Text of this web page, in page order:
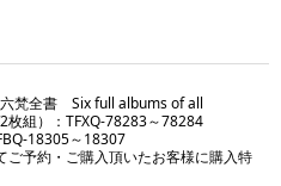
梵全書 Six full albums of all
組）：TFXQ-78283～78284
18305～18307
ご予約・ご購入頂いたお客様に購入特